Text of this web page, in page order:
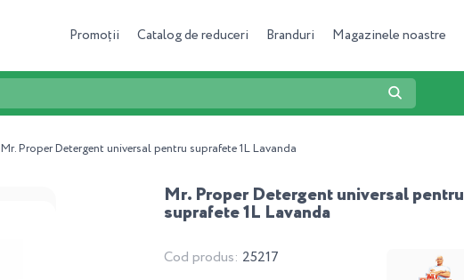
Promoții Catalog de reduceri Branduri Magazinele noastre
Mr. Proper Detergent universal pentru suprafete 1L Lavanda
Mr. Proper Detergent universal pentru
suprafete 1L Lavanda
Cod produs: 25217